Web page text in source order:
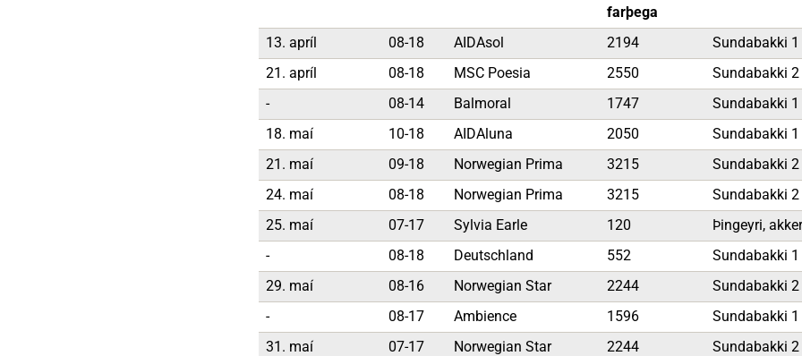
farþega
13. apríl 08-18 AIDAsol 2194
Sundabakki 1
21. apríl
08-18 MSC Poesia 2550
Sundabakki 2
-
08-14 Balmoral 1747
Sundabakki 1
18. maí
10-18 AIDAluna 2050
Sundabakki 1
21. maí
09-18 Norwegian Prima 3215
Sundabakki 2
24. maí
08-18 Norwegian Prima 3215
Sundabakki 2
25. maí
07-17 Sylvia Earle 120
Þingeyri,
-
08-18 Deutschland 552
Sundabakki 1
29. maí
08-16 Norwegian Star 2244
Sundabakki 2
-
08-17 Ambience 1596
Sundabakki 1
31. maí
07-17 Norwegian Star 2244
Sundabakki 2